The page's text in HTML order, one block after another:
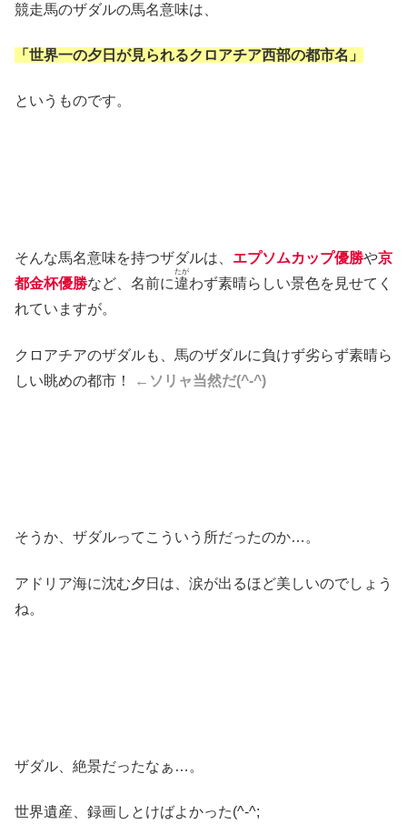
競走馬のザダルの馬名意味は、
「 世界一の夕日が見られるクロアチア西部の都市名」
というものです。
そんな馬名意味を持つザダルは、 エプソムカップ優勝や京
都金杯優勝など、名前に違
たが
わず素晴らしい景色を見せてく
れていますが。
クロアチアのザダルも、馬のザダルに負けず劣らず素晴ら
しい眺めの都市！
←ソリャ当然だ(^-^)
そうか、ザダルってこういう所だったのか…。
アドリア海に沈む夕日は、涙が出るほど美しいのでしょう
ね。
ザダル、絶景だったなぁ…。
世界遺産、録画しとけばよかった(^-^;